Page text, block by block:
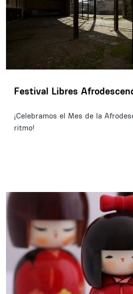
Festival Libres
¡Celebramos el Mes de la
ritmo!